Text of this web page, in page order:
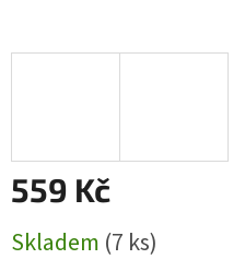
559 Kč
cena:
Skladem (7 ks)